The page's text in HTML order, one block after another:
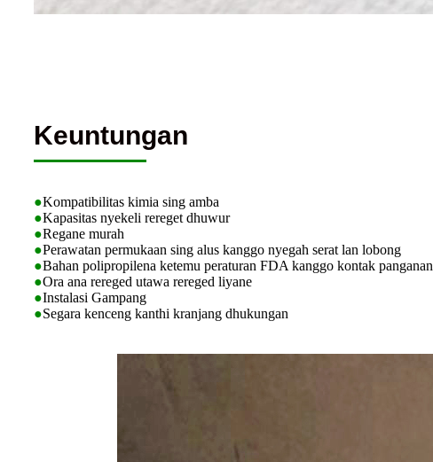
Keuntungan
●Kompatibilitas kimia sing amba
●Kapasitas nyekeli rereget dhuwur
●Regane murah
●Perawatan permukaan sing alus kanggo nyegah serat lan lobong
●Bahan polipropilena ketemu peraturan FDA kanggo kontak panganan
●Ora ana rereged utawa rereged liyane
●Instalasi Gampang
●Segara kenceng kanthi kranjang dhukungan